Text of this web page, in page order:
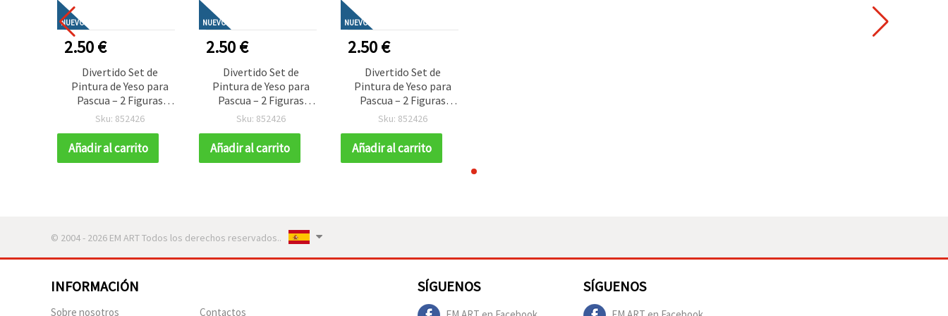
NUEVO
2.50 €
Divertido Set de
Pintura de Yeso para
Pascua – 2 Figuras
Monísimas con
Manualidades
Creativas y Fáciles para
Sku: 852426
Añadir al carrito
NUEVO
2.50 €
Divertido Set de
Pintura de Yeso para
Pascua – 2 Figuras
Monísimas con
Manualidades
Creativas y Fáciles para
Sku: 852426
Añadir al carrito
NUEVO
2.50 €
Divertido Set de
Pintura de Yeso para
Pascua – 2 Figuras
Monísimas con
Manualidades
Creativas y Fáciles para
Sku: 852426
Añadir al carrito
© 2004 - 2026 EM ART Todos los derechos reservados..
INFORMACIÓN
Sobre nosotros Contactos
SÍGUENOS SÍGUENOS